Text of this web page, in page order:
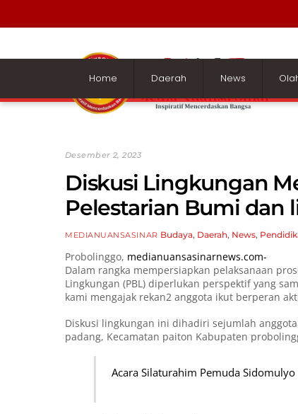
content
Home
Daerah News
Desember 2, 2023
Diskusi Lingkungan
Pelestarian Bumi dan
MEDIANUANSASINAR Budaya, Daerah, News,
Probolinggo, medianuansasinarnews.com-
Dalam rangka mempersiapkan pelaksanaan
Lingkungan (PBL) diperlukan perspektif yang
kami mengajak rekan2 anggota ikut berperan
Diskusi lingkungan ini dihadiri sejumlah
padang, Kecamatan paiton Kabupaten
Acara Silaturahim Pemuda